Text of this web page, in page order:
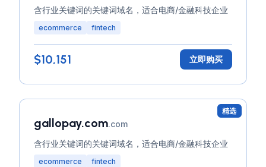
含行业关键词的关键词域名，适合电商/金融科技企业
ecommerce fintech
$10,151 立即购买
精选
gallopay.com.com
含行业关键词的关键词域名，适合电商/金融科技企业
ecommerce fintech